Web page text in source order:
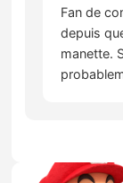
Fan de
depuis
manette.